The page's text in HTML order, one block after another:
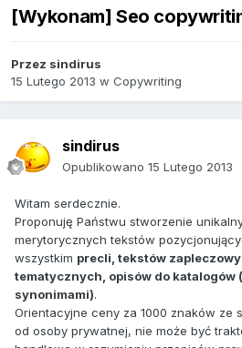
[Wykonam] Seo
Przez sindirus
15 Lutego 2013 w Copywriting
sindirus
Opublikowano 15 Lutego 2013
Witam serdecznie.
Proponuję Państwu stworzenie
merytorycznych tekstów
wszystkim precli, tekstów
tematycznych, opisów do katalogów
synonimami).
Orientacyjne ceny za 1000 znaków ze
od osoby prywatnej, nie może być